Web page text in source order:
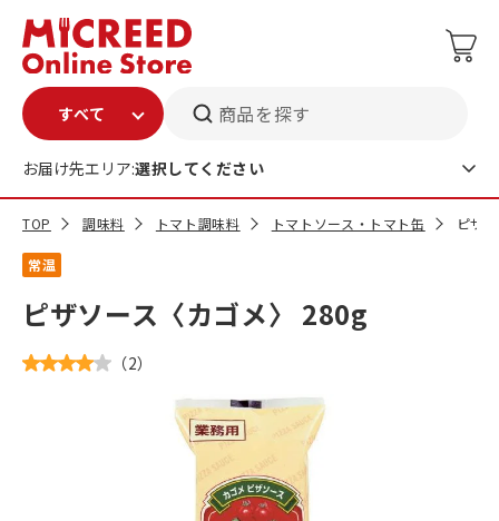
商品を探す
お届け先エリア:選択してください
TOP 調味料 トマト調味料 トマトソース・トマト缶 ピザ
常温
ピザソース〈カゴメ〉 280g
（2）